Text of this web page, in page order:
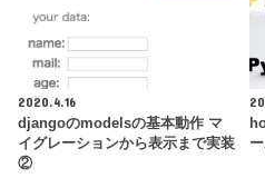
2020.4.16
djangoのmodelsの基本動作 マ
イグレーションから表示まで実装
②